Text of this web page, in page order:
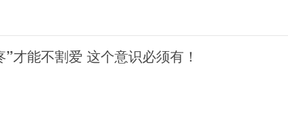
”才能不割爱 这个意识必须有！